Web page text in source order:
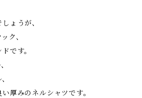
ょうが、
ク、
です。
厚みのネルシャツです。